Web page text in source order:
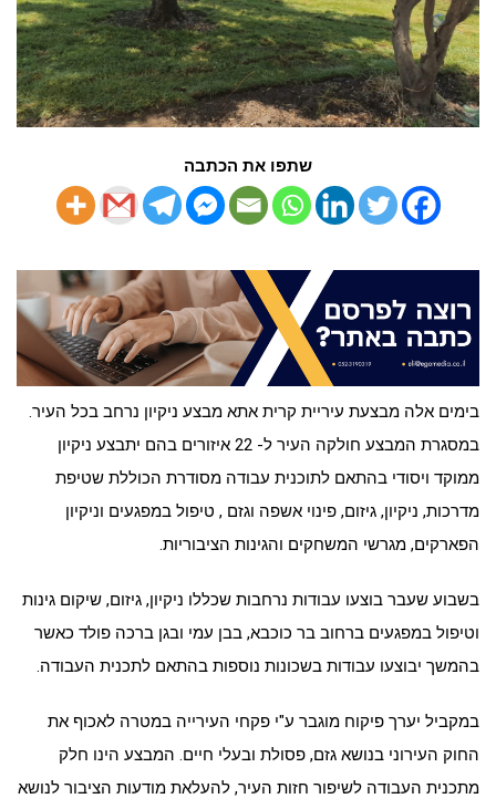
שתפו את הכתבה
בימים אלה מבצעת עיריית קרית אתא מבצע ניקיון נרחב בכל העיר.
במסגרת המבצע חולקה העיר ל- 22 איזורים בהם יתבצע ניקיון
ממוקד ויסודי בהתאם לתוכנית עבודה מסודרת הכוללת שטיפת
מדרכות, ניקיון, גיזום, פינוי אשפה וגזם , טיפול במפגעים וניקיון
הפארקים, מגרשי המשחקים והגינות הציבוריות.
בשבוע שעבר בוצעו עבודות נרחבות שכללו ניקיון, גיזום, שיקום גינות
וטיפול במפגעים ברחוב בר כוכבא, בבן עמי ובגן ברכה פולד כאשר
בהמשך יבוצעו עבודות בשכונות נוספות בהתאם לתכנית העבודה.
במקביל יערך פיקוח מוגבר ע"י פקחי העירייה במטרה לאכוף את
החוק העירוני בנושא גזם, פסולת ובעלי חיים. המבצע הינו חלק
מתכנית העבודה לשיפור חזות העיר, להעלאת מודעות הציבור לנושא